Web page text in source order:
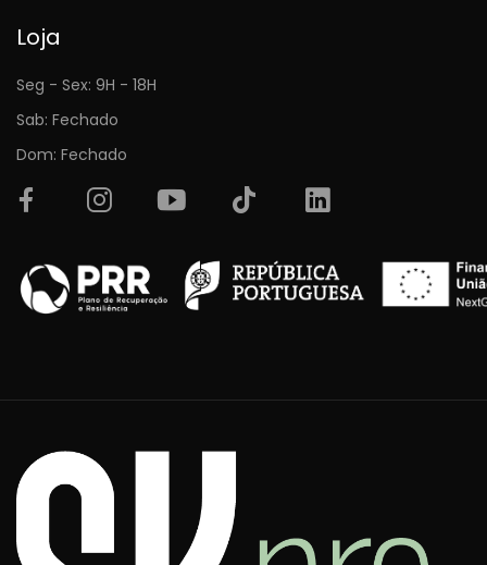
Loja
Seg - Sex: 9H - 18H
Sab: Fechado
Dom: Fechado